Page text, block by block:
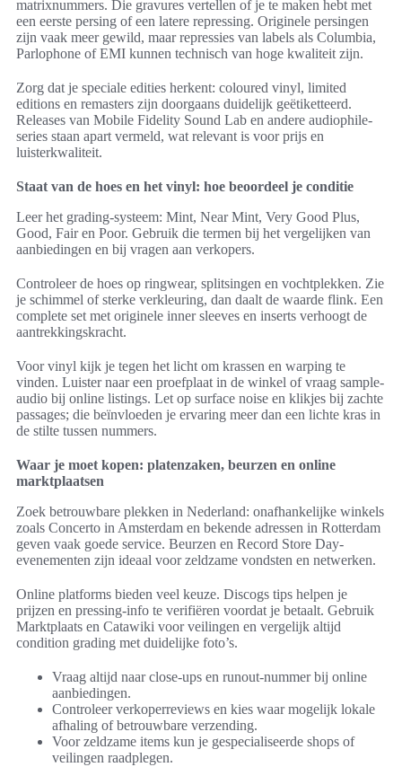
matrixnummers. Die gravures vertellen of je te maken hebt met
een eerste persing of een latere repressing. Originele persingen
zijn vaak meer gewild, maar repressies van labels als Columbia,
Parlophone of EMI kunnen technisch van hoge kwaliteit zijn.
Zorg dat je speciale edities herkent: coloured vinyl, limited
editions en remasters zijn doorgaans duidelijk geëtiketteerd.
Releases van Mobile Fidelity Sound Lab en andere audiophile-
series staan apart vermeld, wat relevant is voor prijs en
luisterkwaliteit.
Staat van de hoes en het vinyl: hoe beoordeel je conditie
Leer het grading-systeem: Mint, Near Mint, Very Good Plus,
Good, Fair en Poor. Gebruik die termen bij het vergelijken van
aanbiedingen en bij vragen aan verkopers.
Controleer de hoes op ringwear, splitsingen en vochtplekken. Zie
je schimmel of sterke verkleuring, dan daalt de waarde flink. Een
complete set met originele inner sleeves en inserts verhoogt de
aantrekkingskracht.
Voor vinyl kijk je tegen het licht om krassen en warping te
vinden. Luister naar een proefplaat in de winkel of vraag sample-
audio bij online listings. Let op surface noise en klikjes bij zachte
passages; die beïnvloeden je ervaring meer dan een lichte kras in
de stilte tussen nummers.
Waar je moet kopen: platenzaken, beurzen en online
marktplaatsen
Zoek betrouwbare plekken in Nederland: onafhankelijke winkels
zoals Concerto in Amsterdam en bekende adressen in Rotterdam
geven vaak goede service. Beurzen en Record Store Day-
evenementen zijn ideaal voor zeldzame vondsten en netwerken.
Online platforms bieden veel keuze. Discogs tips helpen je
prijzen en pressing-info te verifiëren voordat je betaalt. Gebruik
Marktplaats en Catawiki voor veilingen en vergelijk altijd
condition grading met duidelijke foto’s.
Vraag altijd naar close-ups en runout-nummer bij online
aanbiedingen.
Controleer verkoperreviews en kies waar mogelijk lokale
afhaling of betrouwbare verzending.
Voor zeldzame items kun je gespecialiseerde shops of
veilingen raadplegen.